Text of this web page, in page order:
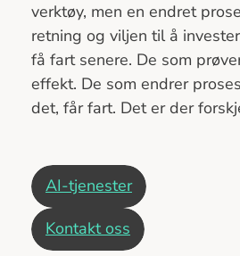
verktøy, men en endret
retning og viljen til å
få fart senere. De som
effekt. De som endrer
det, får fart. Det er der
AI-tjenester
Kontakt oss